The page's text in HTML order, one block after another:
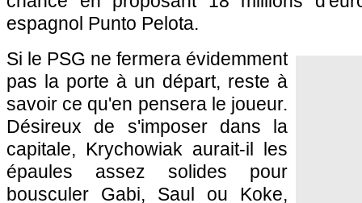
espagnol Punto Pelota.
Si le PSG ne fermera évidemment
pas la porte à un départ, reste à
savoir ce qu'en pensera le joueur.
Désireux de s'imposer dans la
capitale, Krychowiak aurait-il les
épaules assez solides pour
bousculer Gabi, Saul ou Koke,